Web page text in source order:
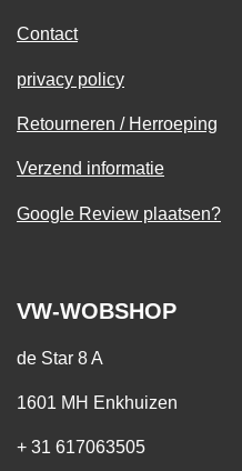
Contact
privacy policy
Retourneren / Herroeping
Verzend informatie
Google Review plaatsen?
VW-WOBSHOP
de Star 8 A
1601 MH Enkhuizen
+ 31 617063505